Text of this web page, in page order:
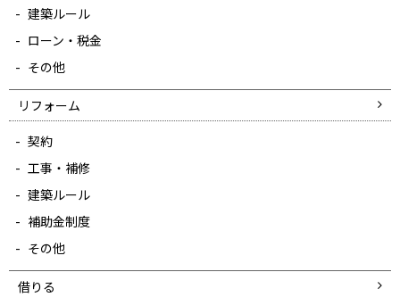
建築ルール
ローン・税金
その他
リフォーム
契約
工事・補修
建築ルール
補助金制度
その他
借りる